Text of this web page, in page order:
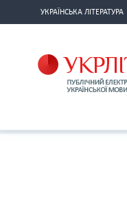
УКРАЇНСЬКА ЛІТЕРАТУРА